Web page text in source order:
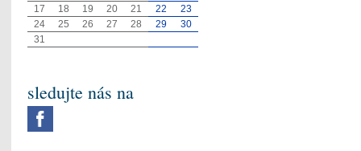
17
18 19 20 21 22
23
24
25 26 27 28 29
30
31
sledujte nás na